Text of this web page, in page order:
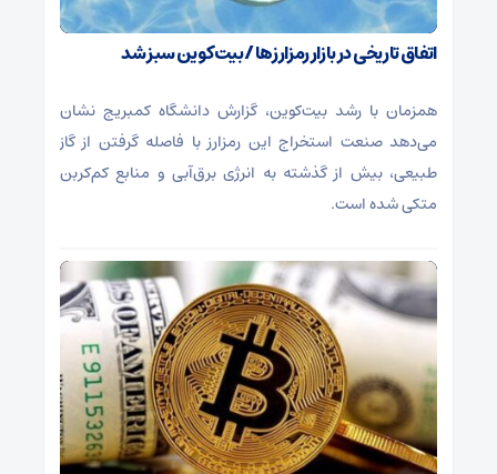
اتفاق تاریخی در بازار رمزارزها / بیت‌کوین سبز شد
همزمان با رشد بیت‌کوین، گزارش دانشگاه کمبریج نشان
می‌دهد صنعت استخراج این رمزارز با فاصله گرفتن از گاز
طبیعی، بیش از گذشته به انرژی برق‌آبی و منابع کم‌کربن
متکی شده است.